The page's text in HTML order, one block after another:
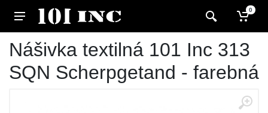
0
Nášivka textilná 101 Inc 313
SQN Scherpgetand - farebná